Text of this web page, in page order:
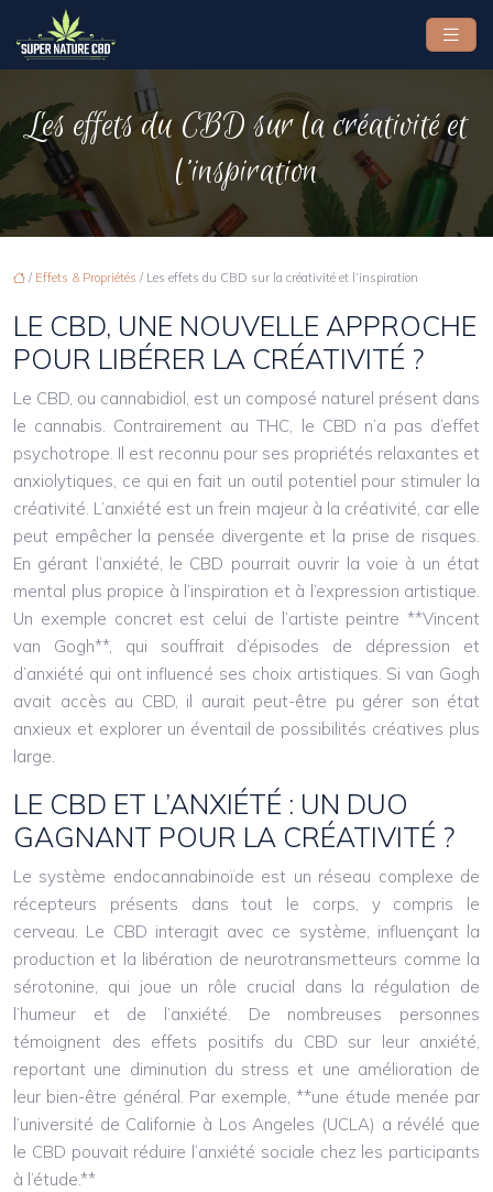
Les effets du CBD sur la créativité et
l’inspiration
/ Effets & Propriétés / Les effets du CBD sur la créativité et l’inspiration
LE CBD, UNE NOUVELLE APPROCHE
POUR LIBÉRER LA CRÉATIVITÉ ?
Le CBD, ou cannabidiol, est un composé naturel présent dans
le cannabis. Contrairement au THC, le CBD n’a pas d’effet
psychotrope. Il est reconnu pour ses propriétés relaxantes et
anxiolytiques, ce qui en fait un outil potentiel pour stimuler la
créativité. L’anxiété est un frein majeur à la créativité, car elle
peut empêcher la pensée divergente et la prise de risques.
En gérant l’anxiété, le CBD pourrait ouvrir la voie à un état
mental plus propice à l’inspiration et à l’expression artistique.
Un exemple concret est celui de l’artiste peintre **Vincent
van Gogh**, qui souffrait d’épisodes de dépression et
d’anxiété qui ont influencé ses choix artistiques. Si van Gogh
avait accès au CBD, il aurait peut-être pu gérer son état
anxieux et explorer un éventail de possibilités créatives plus
large.
LE CBD ET L’ANXIÉTÉ : UN DUO
GAGNANT POUR LA CRÉATIVITÉ ?
Le système endocannabinoïde est un réseau complexe de
récepteurs présents dans tout le corps, y compris le
cerveau. Le CBD interagit avec ce système, influençant la
production et la libération de neurotransmetteurs comme la
sérotonine, qui joue un rôle crucial dans la régulation de
l’humeur et de l’anxiété. De nombreuses personnes
témoignent des effets positifs du CBD sur leur anxiété,
reportant une diminution du stress et une amélioration de
leur bien-être général. Par exemple, **une étude menée par
l’université de Californie à Los Angeles (UCLA) a révélé que
le CBD pouvait réduire l’anxiété sociale chez les participants
à l’étude.**